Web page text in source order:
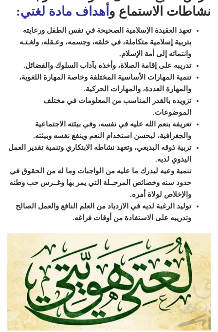
نشاطات الاستماع و أهداف مادة لغتي:
تعهد العقيدة الإسلامية الصحيحة في نفس الطفل ورعايته
بتربية إسلامية متكاملة، في خلقه، وجسمه، وعـقله، ولغـتـه
وانتمائه إلى أمة الإسلام.
تدريبه على إقامة الصلاة، وأخذه بآداب السلوك والفضائل.
تنمية المهارات الأساسية المختلفة وخاصة المهارة اللغوية،
والمهارة العددة، والمهارات الحركية.
تزويده بالقدر المناسب من المعلومات في مختلف
الموضوعات.
تعريفه بنعم الله عليه في نفسه، وفي بيئته الاجتماعية
والجغرافية، ليحسن استخدام النعم وينفع نفسه وبيئته.
تربية ذوقه البديعي، وتعهد نشاطه الابتكاري وتنمية تقدير العمل
اليدوي لديه.
تنمية وعيه ليدرك ما عليه من الواجبات وما له من الحقوق في
حدود سنه وخصائص المرحــلة التي يمر بها وغــرس حب وطنه
والإخلاص لولاة أمره.
توليد الرغبة لديه في الازدياد من العلم النافع والعمل الصالح
وتدريبه على الاستفادة من أوقات فراغه.